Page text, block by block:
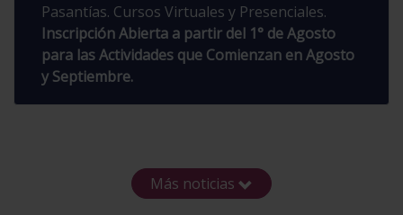
Pasantías. Cursos Virtuales y Presenciales.
Inscripción Abierta a partir del 1° de Agosto
para las Actividades que Comienzan en Agosto
y Septiembre.
Más noticias